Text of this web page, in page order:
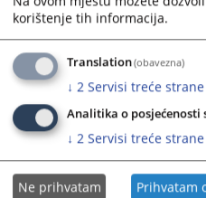
Rješenje 61 0 L 017999 26
80
korištenje tih informacija.
Translation(obavezna)
↓ 2 Servisi treće strane
Analitika o posjećenosti
↓ 2 Servisi treće strane
Ne prihvatam Prihvatam